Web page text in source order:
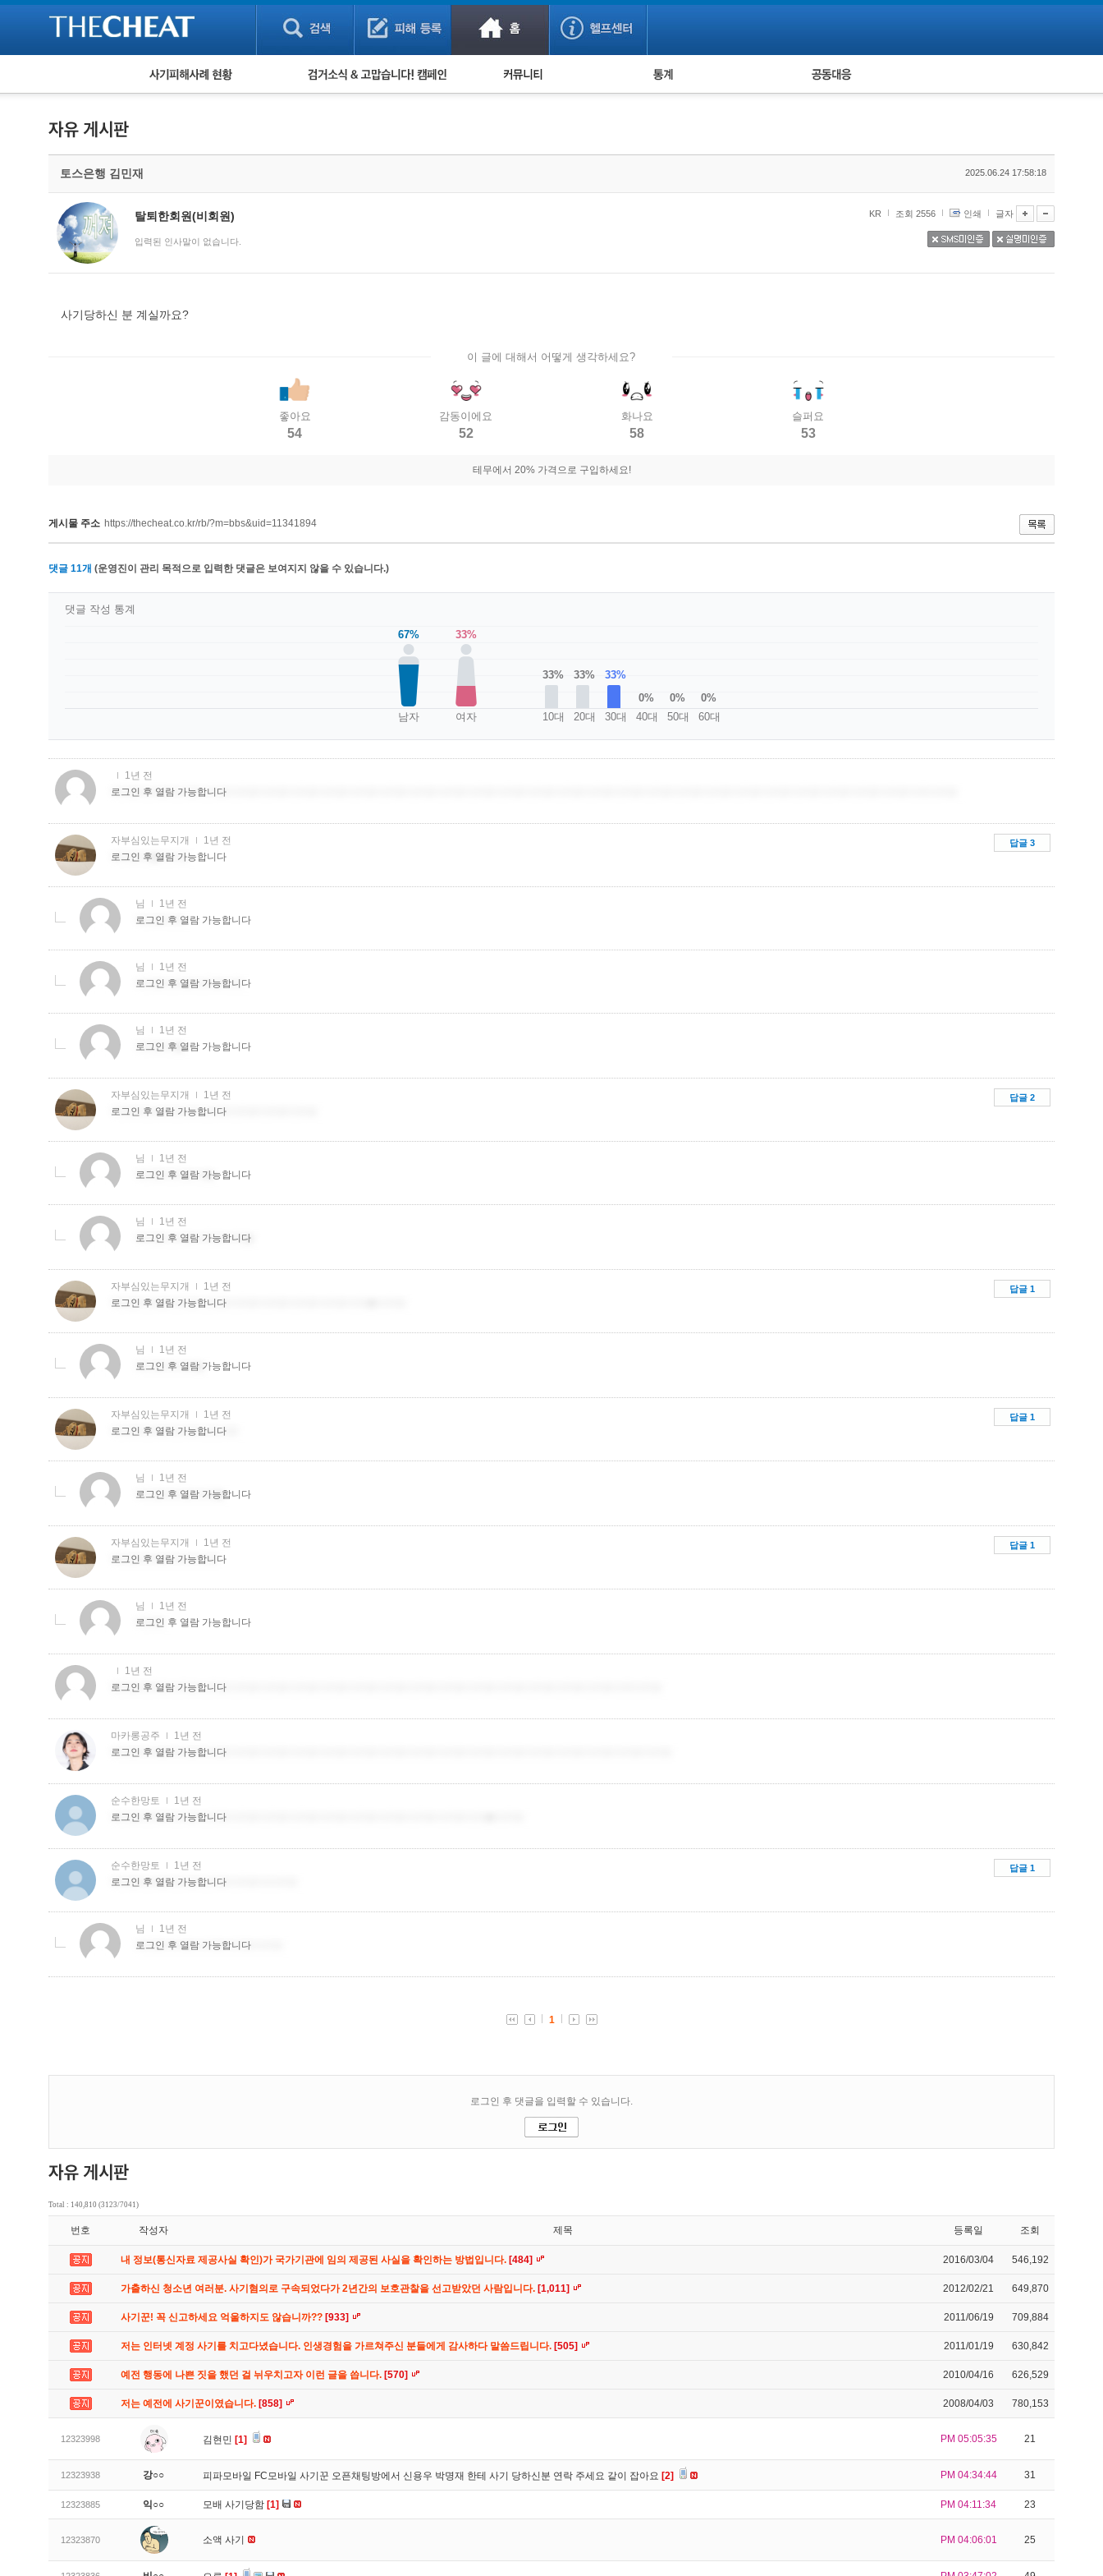
피해사례 현황
유해사이트 목록
비공개 피해사례
워킹홀리데이 피해사례
검거 소식 사기 예방했어요! 누적 피해사례 통계 피해자 공동대응
토스은행 김민재 2025.06.24 17:58:18
탈퇴한회원(비회원)
입력된 인사말이 없습니다.
KR 조회 2556 인쇄 글자
사기당하신 분 계실까요?
이 글에 대해서 어떻게 생각하세요?
좋아요
54
감동이에요
52
화나요
58
슬퍼요
53
테무에서 20% 가격으로 구입하세요!
게시물 주소 https://thecheat.co.kr/rb/?m=bbs&uid=11341894
댓글 11개 (운영진이 관리 목적으로 입력한 댓글은 보여지지 않을 수 있습니다.)
67%
남자
33%
여자
33%
10대
33%
20대
33%
30대
0%
40대
0%
50대
0%
60대
댓글 작성 통계
Total : 140,810 (3123/7041)
번호 작성자 제목 등록일 조회
내 정보(통신자료 제공사실 확인)가 국가기관에 임의 제공된 사실을 확인하는 방법입니다. [484] 2016/03/04 546,192
가출하신 청소년 여러분. 사기혐의로 구속되었다가 2년간의 보호관찰을 선고받았던 사람입니다. [1,011] 2012/02/21 649,870
사기꾼! 꼭 신고하세요 억울하지도 않습니까?? [933] 2011/06/19 709,884
저는 인터넷 계정 사기를 치고다녔습니다. 인생경험을 가르쳐주신 분들에게 감사하다 말씀드립니다. [505] 2011/01/19 630,842
예전 행동에 나쁜 짓을 했던 걸 뉘우치고자 이런 글을 씁니다. [570] 2010/04/16 626,529
저는 예전에 사기꾼이였습니다. [858] 2008/04/03 780,153
12323998 김현민 [1] PM 05:05:35 21
12323938 강○○ 피파모바일 FC모바일 사기꾼 오픈채팅방에서 신용우 박명재 한테 사기 당하신분 연락 주세요 같이 잡아요 [2] PM 04:34:44 31
12323885 익○○ 모배 사기당함 [1] PM 04:11:34 23
12323870 소액 사기 PM 04:06:01 25